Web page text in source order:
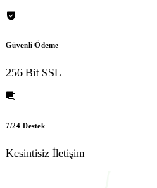
Güvenli Ödeme
256 Bit SSL
7/24 Destek
Kesintisiz İletişim